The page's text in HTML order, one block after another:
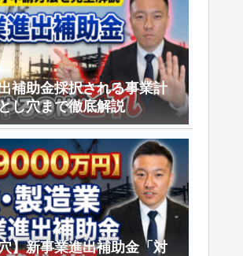
補助金採択される事業計
し穴まで徹底解説
】新事業進出補助金「対